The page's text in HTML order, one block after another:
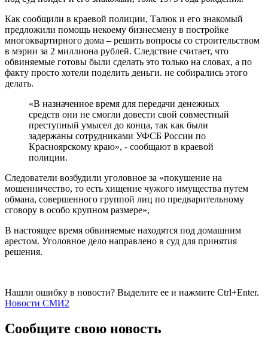
Как сообщили в краевой полиции, Талюк и его знакомый
предложили помощь некоему бизнесмену в постройке
многоквартирного дома – решить вопросы со строительством
в мэрии за 2 миллиона рублей. Следствие считает, что
обвиняемые готовы были сделать это только на словах, а по
факту просто хотели поделить деньги. не собирались этого
делать.
«В назначенное время для передачи денежных
средств они не смогли довести свой совместный
преступный умысел до конца, так как были
задержаны сотрудниками УФСБ России по
Красноярскому краю», - сообщают в краевой
полиции.
Следователи возбудили уголовное за «покушение на
мошенничество, то есть хищение чужого имущества путем
обмана, совершенного группой лиц по предварительному
сговору в особо крупном размере»,
В настоящее время обвиняемые находятся под домашним
арестом. Уголовное дело направлено в суд для принятия
решения.
Нашли ошибку в новости? Выделите ее и нажмите Ctrl+Enter.
Новости СМИ2
Сообщите свою новость